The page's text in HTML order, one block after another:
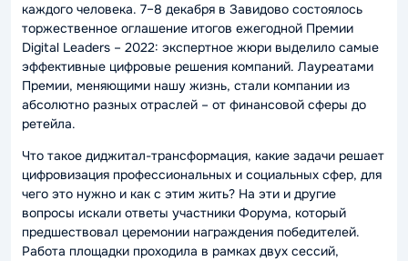
каждого человека. 7–8 декабря в Завидово состоялось
торжественное оглашение итогов ежегодной Премии
Digital Leaders – 2022: экспертное жюри выделило самые
эффективные цифровые решения компаний. Лауреатами
Премии, меняющими нашу жизнь, стали компании из
абсолютно разных отраслей – от финансовой сферы до
ретейла.
Что такое диджитал-трансформация, какие задачи решает
цифровизация профессиональных и социальных сфер, для
чего это нужно и как с этим жить? На эти и другие
вопросы искали ответы участники Форума, который
предшествовал церемонии награждения победителей.
Работа площадки проходила в рамках двух сессий,